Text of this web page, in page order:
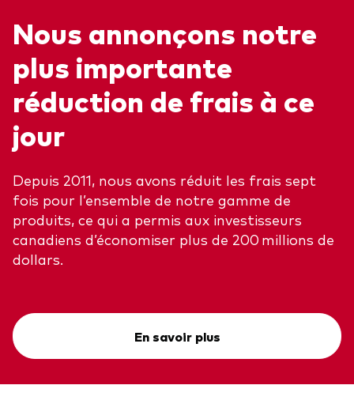
Nous annonçons notre
plus importante
réduction de frais à ce
jour
Depuis 2011, nous avons réduit les frais sept
fois pour l’ensemble de notre gamme de
produits, ce qui a permis aux investisseurs
canadiens d’économiser plus de 200 millions de
dollars.
En savoir plus